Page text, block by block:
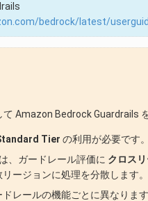
bedrock/latest/
て Amazon Bedrock Guardrails
Tier の利用が必要です
、ガードレール評価に クロス
ージョンに処理を分散します。
ドレールの機能ごとに異なりま